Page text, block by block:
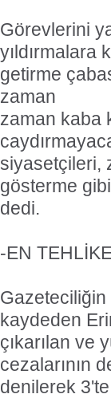
Görevlerini
yıldırmalara
getirme
zaman
zaman kaba
siyasetçileri,
gösterme
dedi.
-EN
kaydeden
çıkarılan ve
cezalarının
denilerek